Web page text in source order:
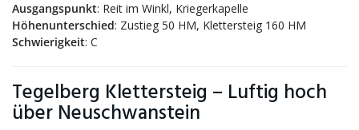
Ausgangspunkt: Reit im Winkl, Kriegerkapelle
Höhenunterschied: Zustieg 50 HM, Klettersteig 160 HM
Schwierigkeit: C
Tegelberg Klettersteig – Luftig hoch
über Neuschwanstein